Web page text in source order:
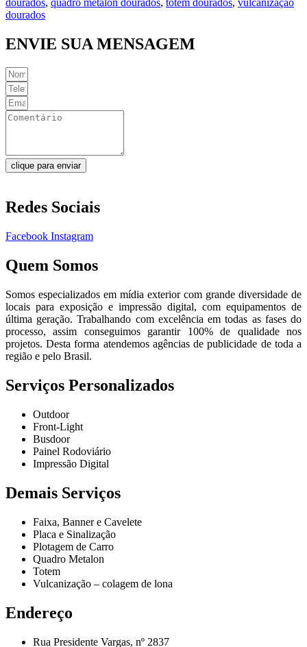
dourados
ENVIE SUA MENSAGEM
clique para enviar
Redes Sociais
Facebook Instagram
Quem Somos
Somos especializados em mídia exterior com grande diversidade de
locais para exposição e impressão digital, com equipamentos de
última geração. Trabalhando com excelência em todas as fases do
processo, assim conseguimos garantir 100% de qualidade nos
projetos. Desta forma atendemos agências de publicidade de toda a
região e pelo Brasil.
Serviços Personalizados
Outdoor
Front-Light
Busdoor
Painel Rodoviário
Impressão Digital
Demais Serviços
Faixa, Banner e Cavelete
Placa e Sinalização
Plotagem de Carro
Quadro Metalon
Totem
Vulcanização – colagem de lona
Endereço
Rua Presidente Vargas, nº 2837